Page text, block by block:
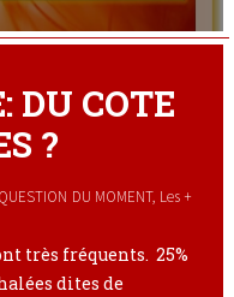
DU COTE
?
DU MOMENT, Les +
très fréquents. 25%
dites de